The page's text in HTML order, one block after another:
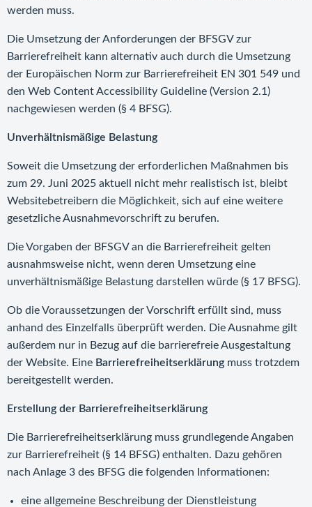
werden muss.
Die Umsetzung der Anforderungen der BFSGV zur
Barrierefreiheit kann alternativ auch durch die Umsetzung
der Europäischen Norm zur Barrierefreiheit EN 301 549 und
den Web Content Accessibility Guideline (Version 2.1)
nachgewiesen werden (§ 4 BFSG).
Unverhältnismäßige Belastung
Soweit die Umsetzung der erforderlichen Maßnahmen bis
zum 29. Juni 2025 aktuell nicht mehr realistisch ist, bleibt
Websitebetreibern die Möglichkeit, sich auf eine weitere
gesetzliche Ausnahmevorschrift zu berufen.
Die Vorgaben der BFSGV an die Barrierefreiheit gelten
ausnahmsweise nicht, wenn deren Umsetzung eine
unverhältnismäßige Belastung darstellen würde (§ 17 BFSG).
Ob die Voraussetzungen der Vorschrift erfüllt sind, muss
anhand des Einzelfalls überprüft werden. Die Ausnahme gilt
außerdem nur in Bezug auf die barrierefreie Ausgestaltung
der Website. Eine Barrierefreiheitserklärung muss trotzdem
bereitgestellt werden.
Erstellung der Barrierefreiheitserklärung
Die Barrierefreiheitserklärung muss grundlegende Angaben
zur Barrierefreiheit (§ 14 BFSG) enthalten. Dazu gehören
nach Anlage 3 des BFSG die folgenden Informationen:
eine allgemeine Beschreibung der Dienstleistung